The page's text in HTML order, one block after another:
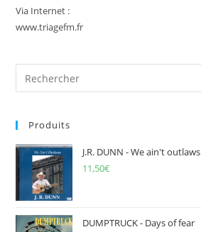
Via Internet :
www.triagefm.fr
Produits
J.R. DUNN - We ain't outlaws
11,50€
DUMPTRUCK - Days of fear